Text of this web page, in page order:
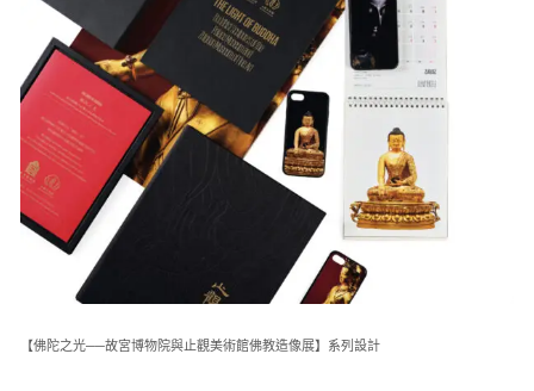
【佛陀之光──故宮博物院與止觀美術館佛教造像展】系列設計